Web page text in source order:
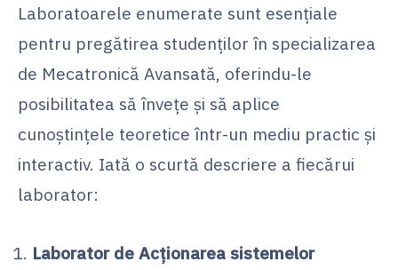
Laboratoarele enumerate sunt esențiale
pentru pregătirea studenților în specializarea
de Mecatronică Avansată, oferindu-le
posibilitatea să învețe și să aplice
cunoștințele teoretice într-un mediu practic și
interactiv. Iată o scurtă descriere a fiecărui
laborator:
Laborator de Acționarea sistemelor